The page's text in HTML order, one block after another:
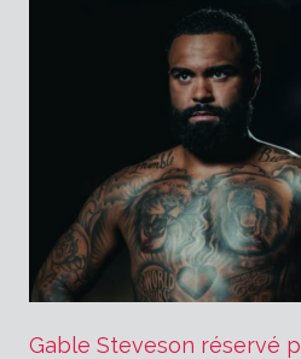
Gable Steveson réservé